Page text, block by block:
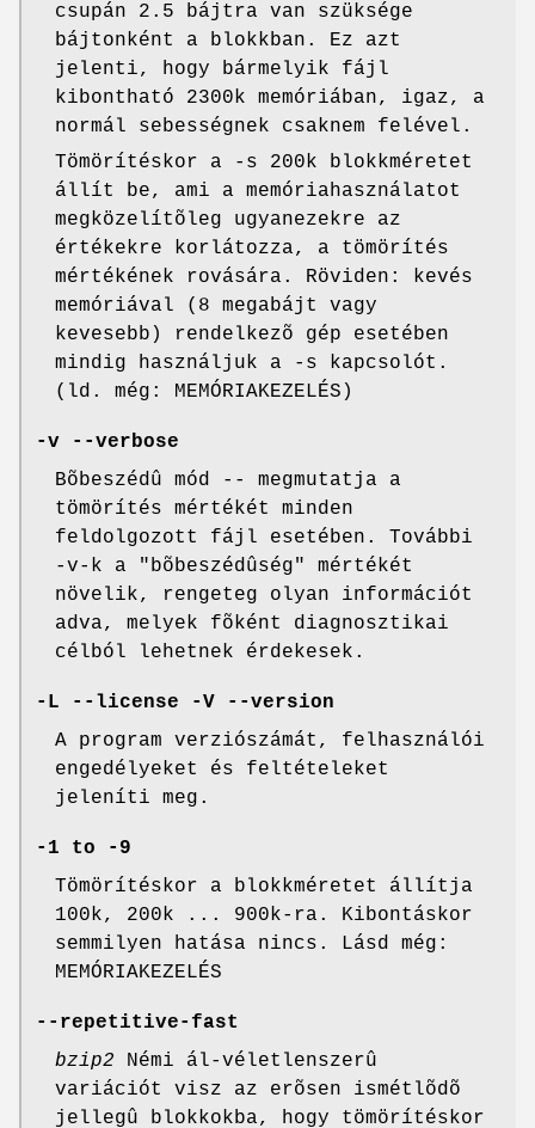
csupán 2.5 bájtra van szüksége
bájtonként a blokkban. Ez azt
jelenti, hogy bármelyik fájl
kibontható 2300k memóriában, igaz, a
normál sebességnek csaknem felével.
Tömörítéskor a -s 200k blokkméretet
állít be, ami a memóriahasználatot
megközelítõleg ugyanezekre az
értékekre korlátozza, a tömörítés
mértékének rovására. Röviden: kevés
memóriával (8 megabájt vagy
kevesebb) rendelkezõ gép esetében
mindig használjuk a -s kapcsolót.
(ld. még: MEMÓRIAKEZELÉS)
-v --verbose
Bõbeszédû mód -- megmutatja a
tömörítés mértékét minden
feldolgozott fájl esetében. További
-v-k a "bõbeszédûség" mértékét
növelik, rengeteg olyan információt
adva, melyek fõként diagnosztikai
célból lehetnek érdekesek.
-L --license -V --version
A program verziószámát, felhasználói
engedélyeket és feltételeket
jeleníti meg.
-1 to -9
Tömörítéskor a blokkméretet állítja
100k, 200k ... 900k-ra. Kibontáskor
semmilyen hatása nincs. Lásd még:
MEMÓRIAKEZELÉS
--repetitive-fast
bzip2 Némi ál-véletlenszerû
variációt visz az erõsen ismétlõdõ
jellegû blokkokba, hogy tömörítéskor